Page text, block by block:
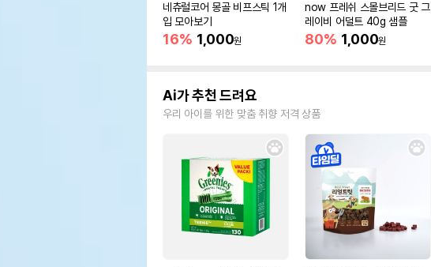
네츄럴코어 몽골 비프스틱 1개
입 모아보기
16% 1,000원
now 프레쉬 스몰브리드 굿 그
레이비 어덜트 40g 샘플
80% 1,000원
Ai가 추천 드려요
우리 아이를 위한 맞춤 취향 저격 상품